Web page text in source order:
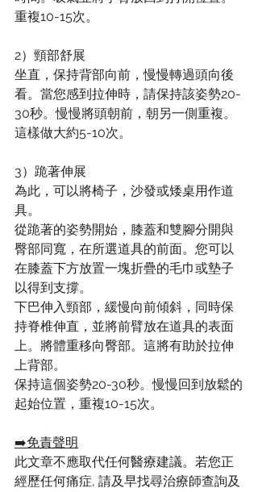
重複10-15次。
2）頸部舒展
坐直，保持背部向前，慢慢轉過頭向後
看。當您感到拉伸時，請保持該姿勢20-
30秒。慢慢將頭朝前，朝另一側重複。
這樣做大約5-10次。
3）跪著伸展
為此，可以將椅子，沙發或矮桌用作道
具。
從跪著的姿勢開始，膝蓋和雙腳分開與
臀部同寬，在所選道具的前面。您可以
在膝蓋下方放置一塊折疊的毛巾或墊子
以得到支撐。
下巴伸入頸部，緩慢向前傾斜，同時保
持脊椎伸直，並將前臂放在道具的表面
上。將體重移向臀部。這將有助於拉伸
上背部。
保持這個姿勢20-30秒。慢慢回到放鬆的
起始位置，重複10-15次。
➡️免責聲明
此文章不應取代任何醫療建議。若您正
經歷任何痛症, 請及早找尋治療師查詢及